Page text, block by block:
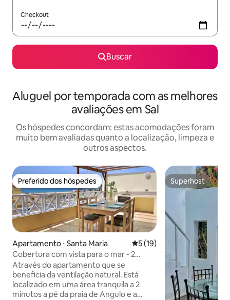
Checkout
Buscar
Aluguel por temporada com as melhores
avaliações em Sal
Os hóspedes concordam: estas acomodações foram
muito bem avaliadas quanto a localização, limpeza e
outros aspectos.
Preferido dos hóspedes
Preferido dos hóspedes
Apartamento ⋅ Santa Maria 5 de uma avaliação média
5 (19)
Cobertura com vista para o mar - 2
quartos - Wi-Fi
Através do apartamento que se
beneficia da ventilação natural. Está
localizado em uma área tranquila a 2
minutos a pé da praia de Angulo e a
Superhost
Superhost